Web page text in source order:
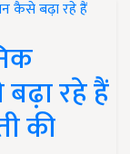
रहे हैं
की